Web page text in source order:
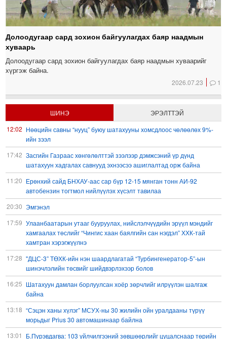
Долоодугаар сард зохион байгуулагдах баяр наадмын
хуваарь
Долоодугаар сард зохион байгуулагдах баяр наадмын хуваарийг
хүргэж байна.
2026.07.23 1
ШИНЭ
ЭРЭЛТТЭЙ
12:02 Нөөцийн савны “нууц” буюу шатахууны хомсдлоос чөлөөлөх 9%-
ийн зээл
17:42 Засгийн Газраас хөнгөлөлттэй зээлээр дэмжсэний үр дүнд
шатахуун хадгалах савнууд эхнээсээ ашиглалтад орж байна
11:20 Ерөнхий сайд БНХАУ-аас сар бүр 12-15 мянган тонн АИ-92
автобензин тогтмол нийлүүлэх хүсэлт тавилаа
20:30 Эмгэнэл
17:59 Улаанбаатарын утааг бууруулах, нийслэлчүүдийн эрүүл мэндийг
хамгаалах төслийг “Чингис хаан баялгийн сан нэгдэл” ХХК-тай
хамтран хэрэгжүүлнэ
17:28 "ДЦС-3” ТӨХК-ийн нэн шаардлагатай “Турбингенератор-5”-ын
шинэчлэлийн төсвийг шийдвэрлэхээр болов
16:25 Шатахуун дамлан борлуулсан хоёр зөрчлийг илрүүлэн шалгаж
байна
13:18 “Сэцэн ханы хүлэг” МСУХ-ны 30 жилийн ойн уралдааны түрүү
морьдыг Prius 30 автомашинаар байлна
13:01
Б.Пүрэвдагва: 103 үйлчилгээний зөвшөөрлийг цуцалснаар төрийн